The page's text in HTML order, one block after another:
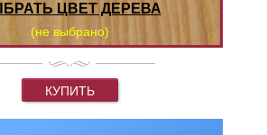
ЦВЕТ ДЕРЕВА
(не выбрано)
КУПИТЬ